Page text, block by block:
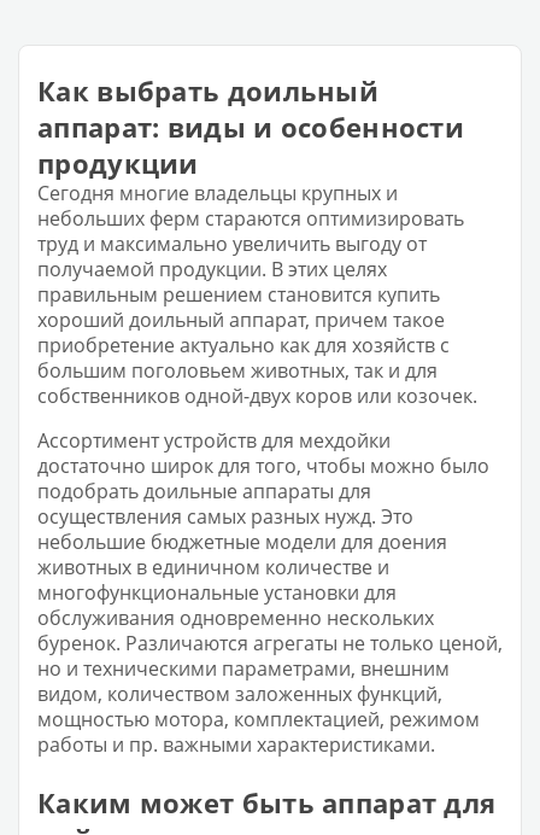
Как выбрать доильный
аппарат: виды и особенности
продукции
Сегодня многие владельцы крупных и
небольших ферм стараются оптимизировать
труд и максимально увеличить выгоду от
получаемой продукции. В этих целях
правильным решением становится купить
хороший доильный аппарат, причем такое
приобретение актуально как для хозяйств с
большим поголовьем животных, так и для
собственников одной-двух коров или козочек.
Ассортимент устройств для мехдойки
достаточно широк для того, чтобы можно было
подобрать доильные аппараты для
осуществления самых разных нужд. Это
небольшие бюджетные модели для доения
животных в единичном количестве и
многофункциональные установки для
обслуживания одновременно нескольких
буренок. Различаются агрегаты не только ценой,
но и техническими параметрами, внешним
видом, количеством заложенных функций,
мощностью мотора, комплектацией, режимом
работы и пр. важными характеристиками.
Каким может быть аппарат для